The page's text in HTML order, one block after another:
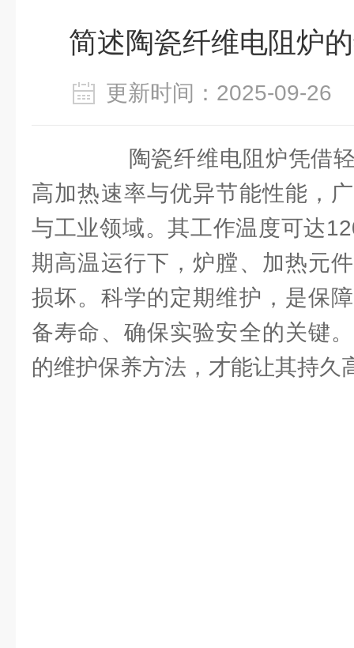
简述陶瓷纤维电阻炉
更新时间：2025-09-
陶瓷纤维电阻炉凭借轻
高加热速率与优异节能性能，
与工业领域。其工作温度可达
期高温运行下，炉膛、加热元
损坏。科学的定期维护，是保
备寿命、确保实验安全的关键
的维护保养方法，才能让其持久